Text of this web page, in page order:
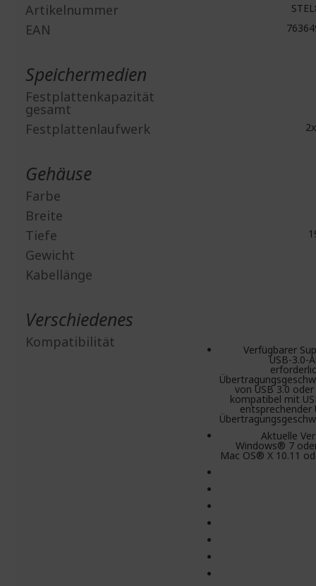
Artikelnummer
EAN
Speichermedien
Festplattenkapazität
gesamt
Festplattenlaufwerk
Gehäuse
Farbe
Breite
Tiefe
Gewicht
Kabellänge
Verschiedenes
Kompatibilität Verfügbarer
USB-3.0-
von USB 3.0
kompatibel mit
entsprechender
Aktuelle
Windows® 7
Mac OS® X 10.11